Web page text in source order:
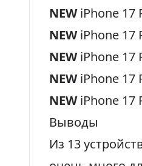
NEWiPhone 17
NEWiPhone 17
NEWiPhone 17
NEWiPhone 17
NEWiPhone 17
Выводы
Из 13